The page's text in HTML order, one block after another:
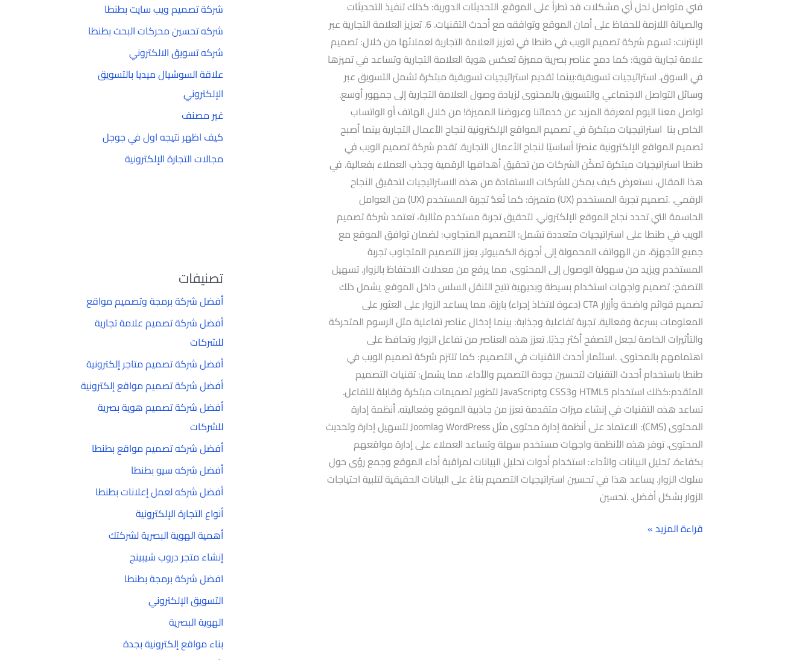
فني متواصل لحل أي مشكلات قد تطرأ على الموقع. التحديثات الدورية: كذلك تنفيذ التحديثات
والصيانة اللازمة للحفاظ على أمان الموقع وتوافقه مع أحدث التقنيات. 6. تعزيز العلامة التجارية عبر
الإنترنت: تسهم شركة تصميم الويب في طنطا في تعزيز العلامة التجارية لعملائها من خلال: تصميم
علامة تجارية قوية: كما دمج عناصر بصرية مميزة تعكس هوية العلامة التجارية وتساعد في تميزها
في السوق. استراتيجيات تسويقية:بينما تقديم استراتيجيات تسويقية مبتكرة تشمل التسويق عبر
وسائل التواصل الاجتماعي والتسويق بالمحتوى لزيادة وصول العلامة التجارية إلى جمهور أوسع.
تواصل معنا اليوم لمعرفة المزيد عن خدماتنا وعروضنا المميزة! من خلال الهاتف أو الواتساب
الخاص بنا استراتيجيات مبتكرة في تصميم المواقع الإلكترونية لنجاح الأعمال التجارية بينما أصبح
تصميم المواقع الإلكترونية عنصرًا أساسيًا لنجاح الأعمال التجارية. تقدم شركة تصميم الويب في
طنطا استراتيجيات مبتكرة تمكّن الشركات من تحقيق أهدافها الرقمية وجذب العملاء بفعالية. في
هذا المقال، نستعرض كيف يمكن للشركات الاستفادة من هذه الاستراتيجيات لتحقيق النجاح
الرقمي. .تصميم تجربة المستخدم (UX) متميزة: كما تُعَدُّ تجربة المستخدم (UX) من العوامل
الحاسمة التي تحدد نجاح الموقع الإلكتروني. لتحقيق تجربة مستخدم مثالية، تعتمد شركة تصميم
الويب في طنطا على استراتيجيات متعددة تشمل: التصميم المتجاوب: لضمان توافق الموقع مع
جميع الأجهزة، من الهواتف المحمولة إلى أجهزة الكمبيوتر. يعزز التصميم المتجاوب تجربة
المستخدم ويزيد من سهولة الوصول إلى المحتوى، مما يرفع من معدلات الاحتفاظ بالزوار. تسهيل
التصفح: تصميم واجهات استخدام بسيطة وبديهية تتيح التنقل السلس داخل الموقع. يشمل ذلك
تصميم قوائم واضحة وأزرار CTA (دعوة لاتخاذ إجراء) بارزة، مما يساعد الزوار على العثور على
المعلومات بسرعة وفعالية. تجربة تفاعلية وجذابة: بينما إدخال عناصر تفاعلية مثل الرسوم المتحركة
والتأثيرات الخاصة لجعل التصفح أكثر جذبًا. تعزز هذه العناصر من تفاعل الزوار وتحافظ على
اهتمامهم بالمحتوى. .استثمار أحدث التقنيات في التصميم: كما تلتزم شركة تصميم الويب في
طنطا باستخدام أحدث التقنيات لتحسين جودة التصميم والأداء، مما يشمل: تقنيات التصميم
المتقدم:كذلك استخدام HTML5 وCSS3 وJavaScript لتطوير تصميمات مبتكرة وقابلة للتفاعل.
تساعد هذه التقنيات في إنشاء ميزات متقدمة تعزز من جاذبية الموقع وفعاليته. أنظمة إدارة
المحتوى (CMS): الاعتماد على أنظمة إدارة محتوى مثل WordPress وJoomla لتسهيل إدارة وتحديث
المحتوى. توفر هذه الأنظمة واجهات مستخدم سهلة وتساعد العملاء على إدارة مواقعهم
بكفاءة. تحليل البيانات والأداء: استخدام أدوات تحليل البيانات لمراقبة أداء الموقع وجمع رؤى حول
سلوك الزوار. يساعد هذا في تحسين استراتيجيات التصميم بناءً على البيانات الحقيقية لتلبية احتياجات
الزوار بشكل أفضل. .تحسين
قراءة المزيد »
شركة تصميم ويب سايت بطنطا
شركه تحسين محركات البحث بطنطا
شركه تسويق الالكتروني
علاقة السوشيال ميديا بالتسويق
الإلكتروني
غير مصنف
كيف اظهر نتيجه اول في جوجل
مجالات التجارة الإلكترونية
تصنيفات
أفضل شركة برمجة وتصميم مواقع
أفضل شركة تصميم علامة تجارية
للشركات
أفضل شركة تصميم متاجر إلكترونية
أفضل شركة تصميم مواقع إلكترونية
أفضل شركة تصميم هوية بصرية
للشركات
أفضل شركه تصميم مواقع بطنطا
أفضل شركه سيو بطنطا
أفضل شركه لعمل إعلانات بطنطا
أنواع التجارة الإلكترونية
أهمية الهوية البصرية لشركتك
إنشاء متجر دروب شيبينج
افضل شركة برمجة بطنطا
التسويق الإلكتروني
الهوية البصرية
بناء مواقع إلكترونية بجدة